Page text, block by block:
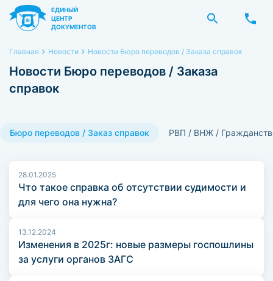
ЕДИНЫЙ
ЦЕНТР
ДОКУМЕНТОВ
Главная Новости Новости Бюро переводов / Заказа справок
Новости Бюро переводов / Заказа
справок
Бюро переводов / Заказ справок РВП / ВНЖ /
28.01.2025
Что такое справка об отсутствии судимости и
для чего она нужна?
13.12.2024
Изменения в 2025г: новые размеры госпошлины
за услуги органов ЗАГС